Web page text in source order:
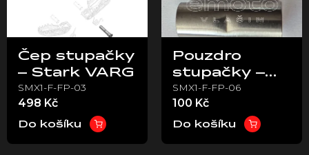
Čep stupačky
– Stark VARG
SMX1-F-FP-03
498 Kč
Do košíku
Pouzdro
stupačky –
Stark VARG
SMX1-F-FP-06
100 Kč
Do košíku